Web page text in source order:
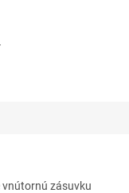
vnútornú zásuvku